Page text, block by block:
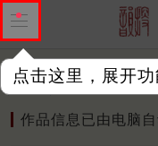
点击这里，展开
作品 标注四声 出
作品信息已由电脑